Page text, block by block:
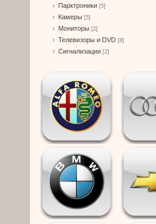
Парктроники [5]
Камеры [5]
Мониторы [2]
Телевизоры и DVD [8]
Сигнализации [2]